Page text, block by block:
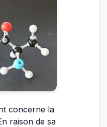
concerne la
raison de sa